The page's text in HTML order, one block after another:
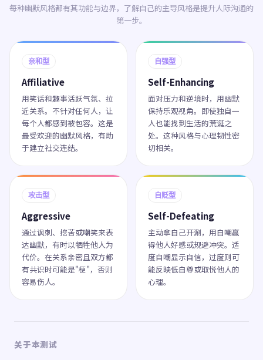
每种幽默风格都有其功能与边界，了解自己的主导风格是提升人际沟通的
第一步。
亲和型
Affiliative
用笑话和趣事活跃气氛、拉
近关系。不针对任何人，让
每个人都感到被包容。这是
最受欢迎的幽默风格，有助
于建立社交连结。
自强型
Self-Enhancing
面对压力和逆境时，用幽默
保持乐观视角。即使独自一
人也能找到生活的荒诞之
处。这种风格与心理韧性密
切相关。
攻击型
Aggressive
通过讽刺、挖苦或嘲笑来表
达幽默，有时以牺牲他人为
代价。在关系亲密且双方都
有共识时可能是"梗"，否则
容易伤人。
自贬型
Self-Defeating
主动拿自己开涮，用自嘲赢
得他人好感或规避冲突。适
度自嘲显示自信，过度则可
能反映低自尊或取悦他人的
心理。
关于本测试